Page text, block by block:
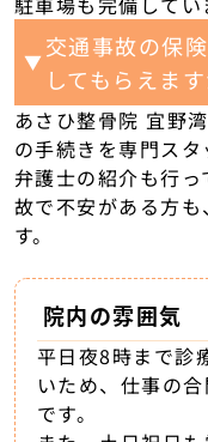
▼
交通事故の保
してもらえま
あさひ整骨院 宜野
の手続きを専門ス
弁護士の紹介も行
故で不安がある方
す。
院内の雰囲気
平日夜8時まで診
いため、仕事の
です。